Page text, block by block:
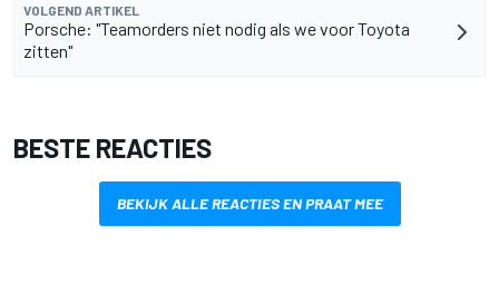
VOLGEND ARTIKEL
Porsche: "Teamorders niet nodig als we voor Toyota
zitten"
BESTE REACTIES
BEKIJK ALLE REACTIES EN PRAAT MEE